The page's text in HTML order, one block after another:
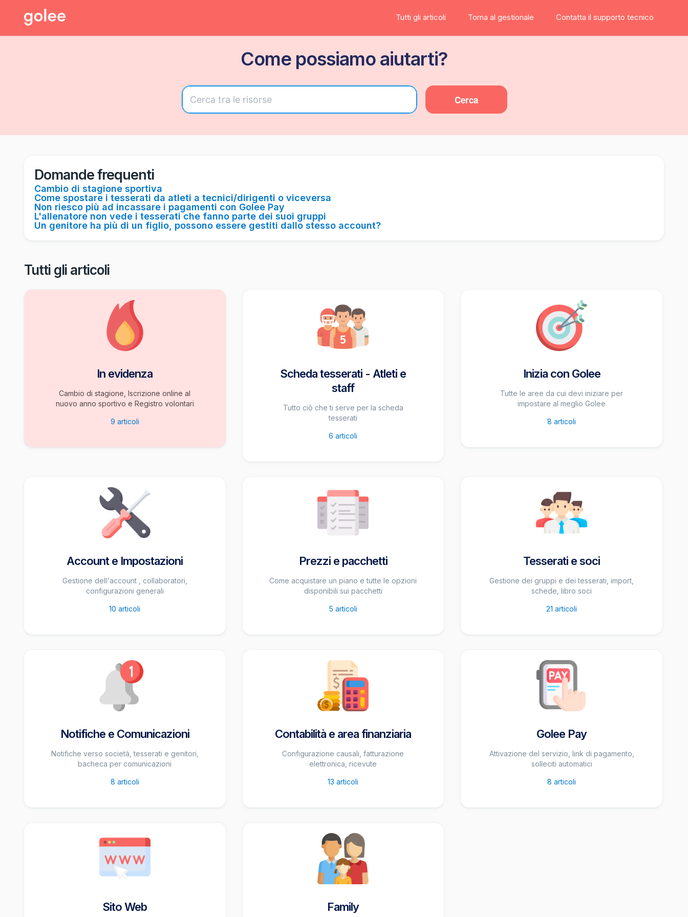
Tutti gli articoli Torna al gestionale Contatta il supporto tecnico
Come possiamo aiutarti?
Cerca
Domande frequenti
Cambio di stagione sportiva
Come spostare i tesserati da atleti a tecnici/dirigenti o viceversa
Non riesco più ad incassare i pagamenti con Golee Pay
L'allenatore non vede i tesserati che fanno parte dei suoi gruppi
Un genitore ha più di un figlio, possono essere gestiti dallo stesso account?
Tutti gli articoli
In evidenza
Cambio di stagione, Iscrizione online al
nuovo anno sportivo e Registro volontari
9 articoli
Scheda tesserati - Atleti e
staff
Tutto ciò che ti serve per la scheda
tesserati
6 articoli
Inizia con Golee
Tutte le aree da cui devi iniziare per
impostare al meglio Golee
8 articoli
Account e Impostazioni
Gestione dell'account , collaboratori,
configurazioni generali
10 articoli
Prezzi e pacchetti
Come acquistare un piano e tutte le opzioni
disponibili sui pacchetti
5 articoli
Tesserati e soci
Gestione dei gruppi e dei tesserati, import,
schede, libro soci
21 articoli
Notifiche e Comunicazioni
Notifiche verso società, tesserati e genitori,
bacheca per comunicazioni
8 articoli
Contabilità e area finanziaria
Configurazione causali, fatturazione
elettronica, ricevute
13 articoli
Golee Pay
Attivazione del servizio, link di pagamento,
solleciti automatici
8 articoli
Sito Web Family